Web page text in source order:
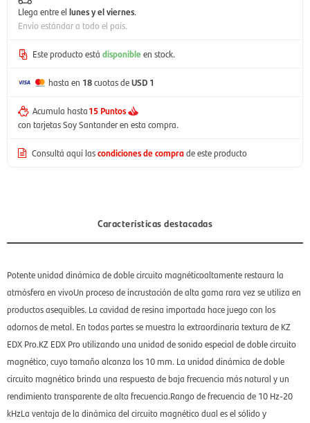
Llega entre el lunes y el viernes.
Envío estándar a todo el país.
Este producto está disponible en stock.
hasta en 18cuotas deUSD 1
Acumula hasta15 Puntos
con tarjetas Soy Santander en esta compra.
Consultá aquí lascondiciones de comprade este producto
Características destacadas
Potente unidad dinámica de doble circuito magnéticoaltamente restaura la
atmósfera en vivoUn proceso de incrustación de alta gama rara vez se utiliza en
productos asequibles. La cavidad de resina importada hace juego con los
adornos de metal. En todas partes se muestra la extraordinaria textura de KZ
EDX Pro.KZ EDX Pro utilizando una unidad de sonido especial de doble circuito
magnético, cuyo tamaño alcanza los 10 mm. La unidad dinámica de doble
circuito magnético brinda una respuesta de baja frecuencia más natural y un
rendimiento transparente de alta frecuencia.Rango de frecuencia de 10 Hz-20
kHzLa ventaja de la dinámica del circuito magnético dual es el sólido y